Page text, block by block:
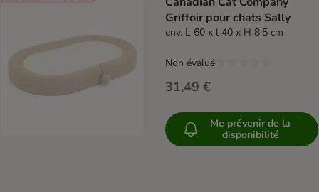
Griffoir pour chats Sally
env. L 60 x l 40 x H 8,5 cm
31,49 €
Non évalué
Me prévenir de la
disponibilité